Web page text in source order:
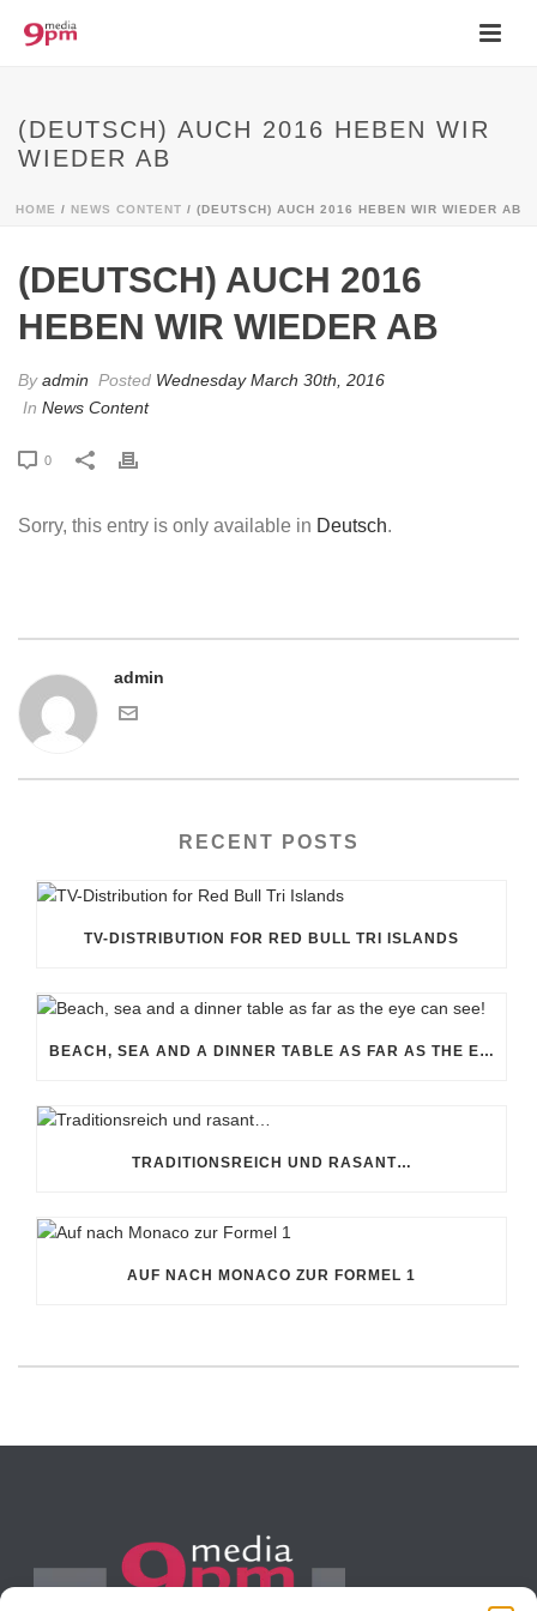
(DEUTSCH) AUCH 2016 HEBEN WIR
WIEDER AB
HOME / NEWS CONTENT / (DEUTSCH) AUCH 2016 HEBEN WIR WIEDER AB
(DEUTSCH) AUCH 2016
HEBEN WIR WIEDER AB
Byadmin Posted Wednesday March 30th, 2016
In News Content
0
Sorry, this entry is only available in Deutsch.
admin
RECENT POSTS
TV-DISTRIBUTION FOR RED BULL TRI ISLANDS
BEACH, SEA AND A DINNER TABLE AS FAR AS THE EYE CAN SEE!
TRADITIONSREICH UND RASANT…
AUF NACH MONACO ZUR FORMEL 1